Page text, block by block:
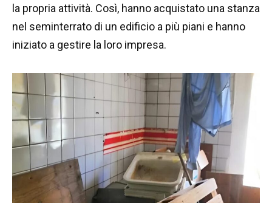
la propria attività. Così, hanno acquistato una stanza
nel seminterrato di un edificio a più piani e hanno
iniziato a gestire la loro impresa.